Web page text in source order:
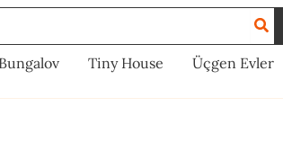
Bungalov Tiny House Üçgen Evler